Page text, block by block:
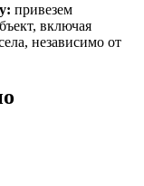
привезем
включая
независимо от